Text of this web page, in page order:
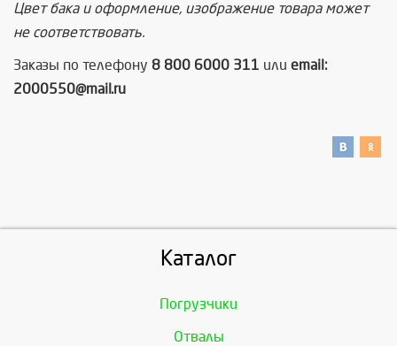
Цвет бака и оформление, изображение товара может
не соответствовать.
Заказы по телефону 8 800 6000 311 или email:
2000550@mail.ru
Каталог
Погрузчики
Отвалы